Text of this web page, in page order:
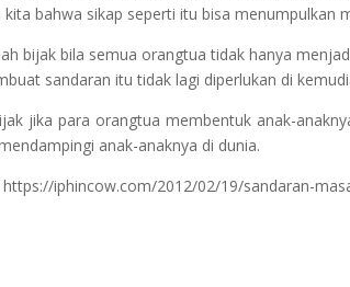
kita bahwa sikap seperti itu bisa menumpulkan
bijak bila semua orangtua tidak hanya
sandaran itu tidak lagi diperlukan di
jika para orangtua membentuk anak-
anak-anaknya di dunia.
https://iphincow.com/2012/02/19/sandaran-